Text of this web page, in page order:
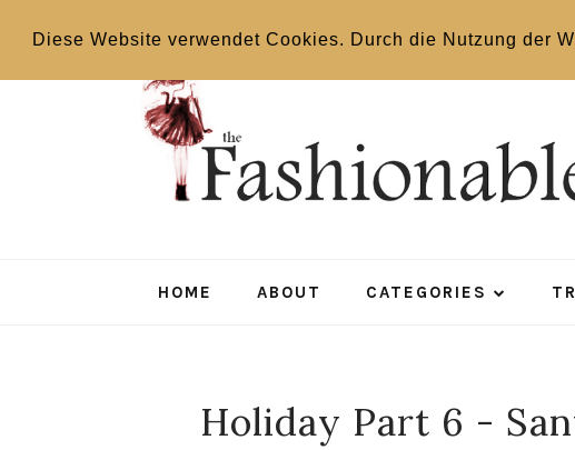
Diese Website verwendet Cookies. Durch die Nutzung der
HOME ABOUT CATEGORIES
Holiday Part 6 -